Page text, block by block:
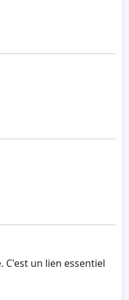
C'est un lien essentiel